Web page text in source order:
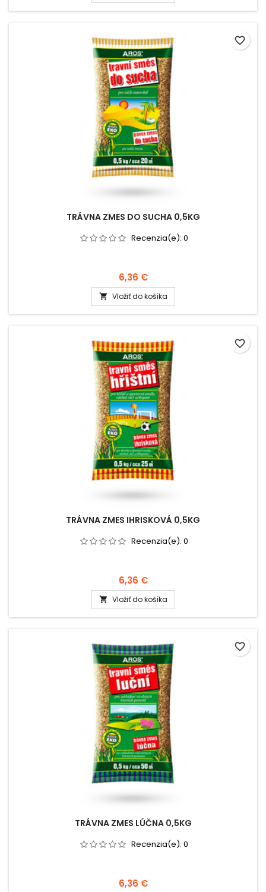
TRÁVNA ZMES DO SUCHA 0,5KG
Recenzia(e): 0
6,36 €
 Vložiť do košíka
favorite_border
TRÁVNA ZMES IHRISKOVÁ 0,5KG
Recenzia(e): 0
6,36 €
 Vložiť do košíka
favorite_border
TRÁVNA ZMES LÚČNA 0,5KG
Recenzia(e): 0
6,36 €
favorite_border